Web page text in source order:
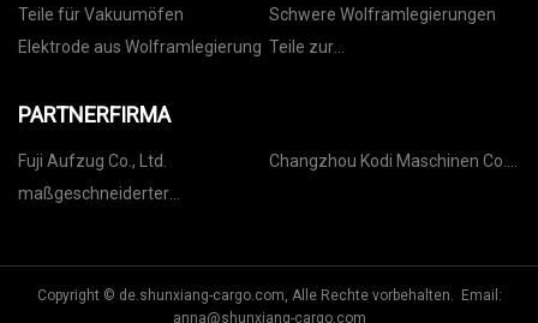
Teile für Vakuumöfen
Schwere Wolframlegierungen
Elektrode aus Wolframlegierung Teile zur
PARTNERFIRMA
Fuji Aufzug Co., Ltd.
Changzhou Kodi Maschinen Co.,
maßgeschneiderter
Copyright © de.shunxiang-cargo.com, Alle Rechte vorbehalten. Email:
anna@shunxiang-cargo.com